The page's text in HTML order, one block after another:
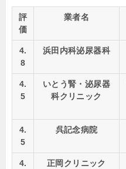
評
価
業者名
4.
8
浜田内科泌尿器科
4.
5
いとう腎・泌尿器
科クリニック
4.
5
呉記念病院
4.
正岡クリニック